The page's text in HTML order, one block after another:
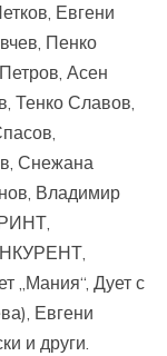
Евгени
Пенко
Асен
Тенко Славов,
Снежана
Владимир
Дует с
Евгени
и други.